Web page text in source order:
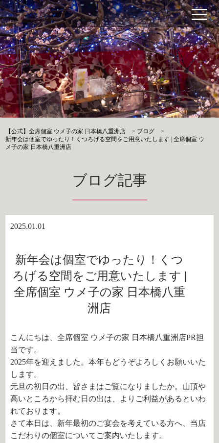
【公式】全席個室 ウメ子の家 日本橋八重洲店 > ブログ
>
新年会は個室でゆったり！くつろげる空間をご用意いたします | 全席個室 ウ
メ子の家 日本橋八重洲店
ブログ記事
2025.01.01
新年会は個室でゆったり！くつ
ろげる空間をご用意いたします |
全席個室 ウメ子の家 日本橋八重
洲店
こんにちは、全席個室 ウメ子の家 日本橋八重洲店PR担
当です。
2025年を迎えました。本年もどうぞよろしくお願いいた
します。
元旦の初日の出、皆さまはご覧になりましたか。山頂や
高いところから拝む日の出は、よりご利益があるといわ
れております。
さて本日は、新年最初のご宴会を考えている方へ、当店
こだわりの個室についてご案内いたします。